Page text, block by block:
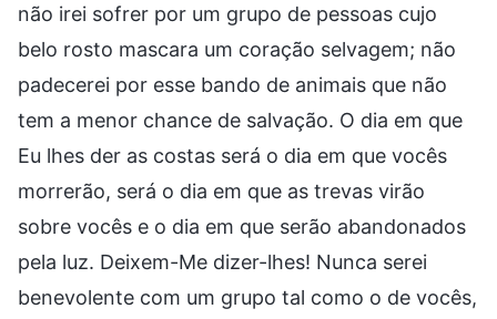
não irei sofrer por um grupo de pessoas cujo
belo rosto mascara um coração selvagem; não
padecerei por esse bando de animais que não
tem a menor chance de salvação. O dia em que
Eu lhes der as costas será o dia em que vocês
morrerão, será o dia em que as trevas virão
sobre vocês e o dia em que serão abandonados
pela luz. Deixem-Me dizer-lhes! Nunca serei
benevolente com um grupo tal como o de vocês,